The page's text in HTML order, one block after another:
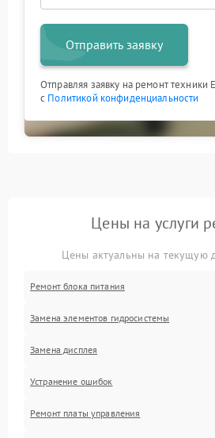
Отправить заявку
Отправляя заявку на ремонт техники
с Политикой конфиденциальности
Цены на услуги
Цены актуальны на текущую
Ремонт блока питания
Замена элементов гидросистемы
Замена дисплея
Устранение ошибок
Ремонт платы управления